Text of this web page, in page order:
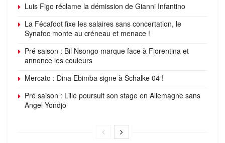
Luis Figo réclame la démission de Gianni Infantino
La Fécafoot fixe les salaires sans concertation, le
Synafoc monte au créneau et menace !
Pré saison : Bil Nsongo marque face à Fiorentina et
annonce les couleurs
Mercato : Dina Ebimba signe à Schalke 04 !
Pré saison : Lille poursuit son stage en Allemagne sans
Angel Yondjo